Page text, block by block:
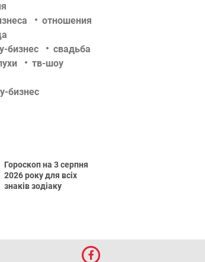
отношения
бизнес
свадьба
тв-шоу
бизнес
Гороскоп на 3 серпня
2026 року для всіх
знаків зодіаку